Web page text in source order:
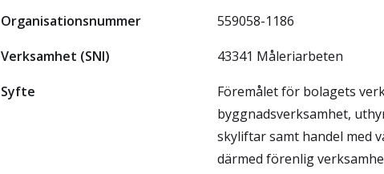
Organisationsnummer
559058-1186
Verksamhet (SNI)
43341 Måleriarbeten
Syfte
Föremålet för bolagets
byggnadsverksamhet,
skyliftar samt handel med
därmed förenlig